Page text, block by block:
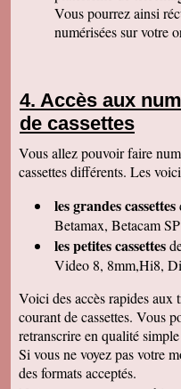
de votre travail. Je
de vous. Bonne
par votre société,
miennes. Après
été de nouveau
parlerai de vous si
Cordialement.
Merci beaucoup et
vos clients. Je ne
contacter pour vous
Cordialement
Chantal S
beau souvenir de
tres cordialement
Jean V
Toutes mes
accueil, suivi,
transferts de
Vous pourrez ainsi
numérisées sur votre
Accès aux
de cassettes
Vous allez pouvoir faire
cassettes différents. Les
les grandes cassettes
Betamax, Betacam
les petites cassettes
Video 8, 8mm,Hi8,
Voici des accès rapides aux
courant de cassettes. Vous
retranscrire en qualité
Si vous ne voyez pas votre
des formats acceptés.